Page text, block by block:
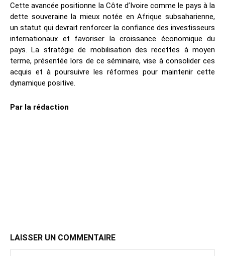
Cette avancée positionne la Côte d’Ivoire comme le pays à la
dette souveraine la mieux notée en Afrique subsaharienne,
un statut qui devrait renforcer la confiance des investisseurs
internationaux et favoriser la croissance économique du
pays. La stratégie de mobilisation des recettes à moyen
terme, présentée lors de ce séminaire, vise à consolider ces
acquis et à poursuivre les réformes pour maintenir cette
dynamique positive.
Par la rédaction
LAISSER UN COMMENTAIRE